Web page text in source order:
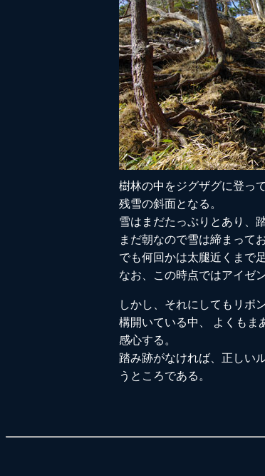
樹林の中をジグザグに登っ
残雪の斜面となる。
雪はまだたっぷりとあり、
まだ朝なので雪は締まって
でも何回かは太腿近くまで
なお、この時点ではアイゼ
しかし、それにしてもリボ
構開いている中、 よくもま
感心する。
踏み跡がなければ、正しい
うところである。